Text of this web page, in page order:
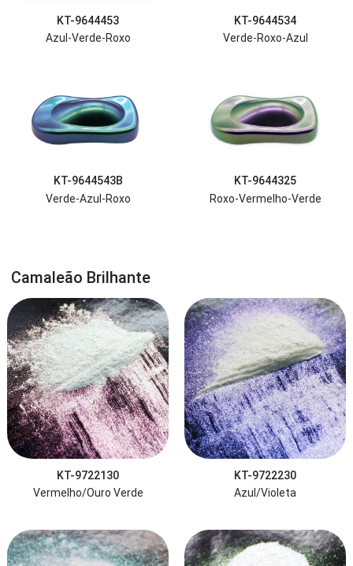
KT-9644453
Azul-Verde-Roxo
KT-9644534
Verde-Roxo-Azul
KT-9644543B
Verde-Azul-Roxo
KT-9644325
Roxo-Vermelho-Verde
Camaleão Brilhante
KT-9722130
Vermelho/Ouro Verde
KT-9722230
Azul/Violeta